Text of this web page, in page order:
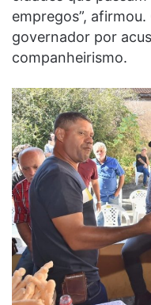
empregos”,
governador por
companheirismo.